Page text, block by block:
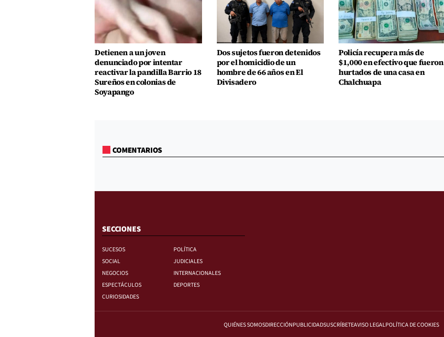
Detienen a un joven
denunciado por intentar
reactivar la pandilla Barrio 18
Sureños en colonias de
Soyapango
Dos sujetos fueron detenidos
por el homicidio de un
hombre de 66 años en El
Divisadero
Policía recupera más de
$1,000 en efectivo que fueron
hurtados de una casa en
Chalchuapa
COMENTARIOS
SECCIONES
SUCESOS
POLÍTICA
SOCIAL
JUDICIALES
NEGOCIOS
INTERNACIONALES
ESPECTÁCULOS
DEPORTES
CURIOSIDADES
QUIÉNES SOMOSDIRECCIÓNPUBLICIDADSUSCRÍBETEAVISO LEGALPOLÍTICA DE COOKIES